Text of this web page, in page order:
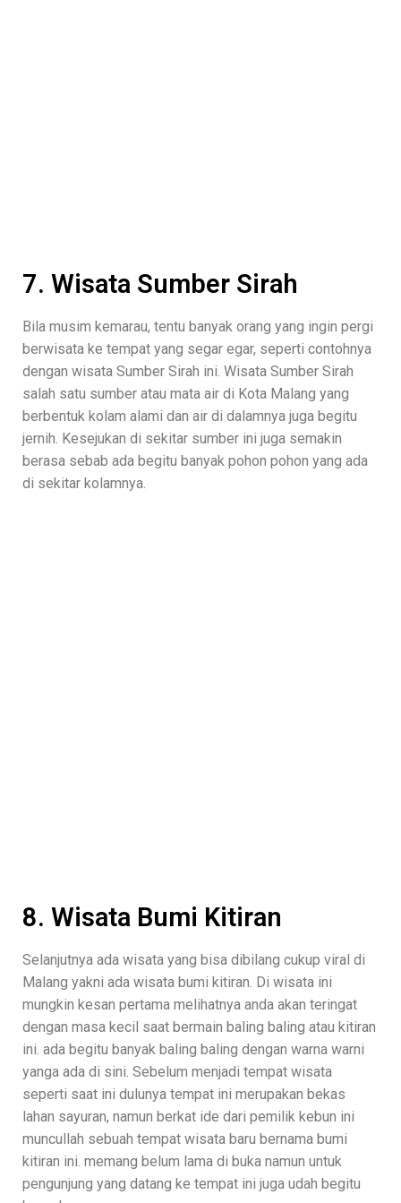
7. Wisata Sumber Sirah
Bila musim kemarau, tentu banyak orang yang ingin pergi
berwisata ke tempat yang segar egar, seperti contohnya
dengan wisata Sumber Sirah ini. Wisata Sumber Sirah
salah satu sumber atau mata air di Kota Malang yang
berbentuk kolam alami dan air di dalamnya juga begitu
jernih. Kesejukan di sekitar sumber ini juga semakin
berasa sebab ada begitu banyak pohon pohon yang ada
di sekitar kolamnya.
8. Wisata Bumi Kitiran
Selanjutnya ada wisata yang bisa dibilang cukup viral di
Malang yakni ada wisata bumi kitiran. Di wisata ini
mungkin kesan pertama melihatnya anda akan teringat
dengan masa kecil saat bermain baling baling atau kitiran
ini. ada begitu banyak baling baling dengan warna warni
yanga ada di sini. Sebelum menjadi tempat wisata
seperti saat ini dulunya tempat ini merupakan bekas
lahan sayuran, namun berkat ide dari pemilik kebun ini
muncullah sebuah tempat wisata baru bernama bumi
kitiran ini. memang belum lama di buka namun untuk
pengunjung yang datang ke tempat ini juga udah begitu